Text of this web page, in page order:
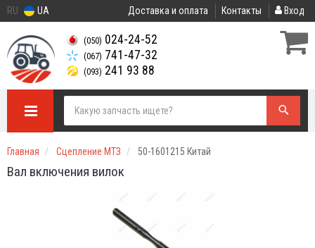
RU UA Доставка и оплата Контакты Вход
(050) 024-24-52
(067) 741-47-32
(093) 241 93 88
Главная Сцепление МТЗ 50-1601215 Китай
Вал включения вилок